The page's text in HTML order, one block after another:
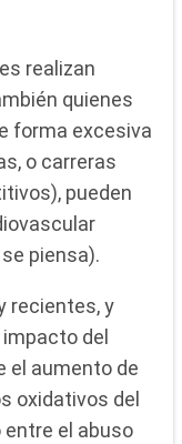
realizan
quienes
forma excesiva
o carreras
pueden
piensa).
recientes, y
del
el aumento de
oxidativos del
entre el abuso